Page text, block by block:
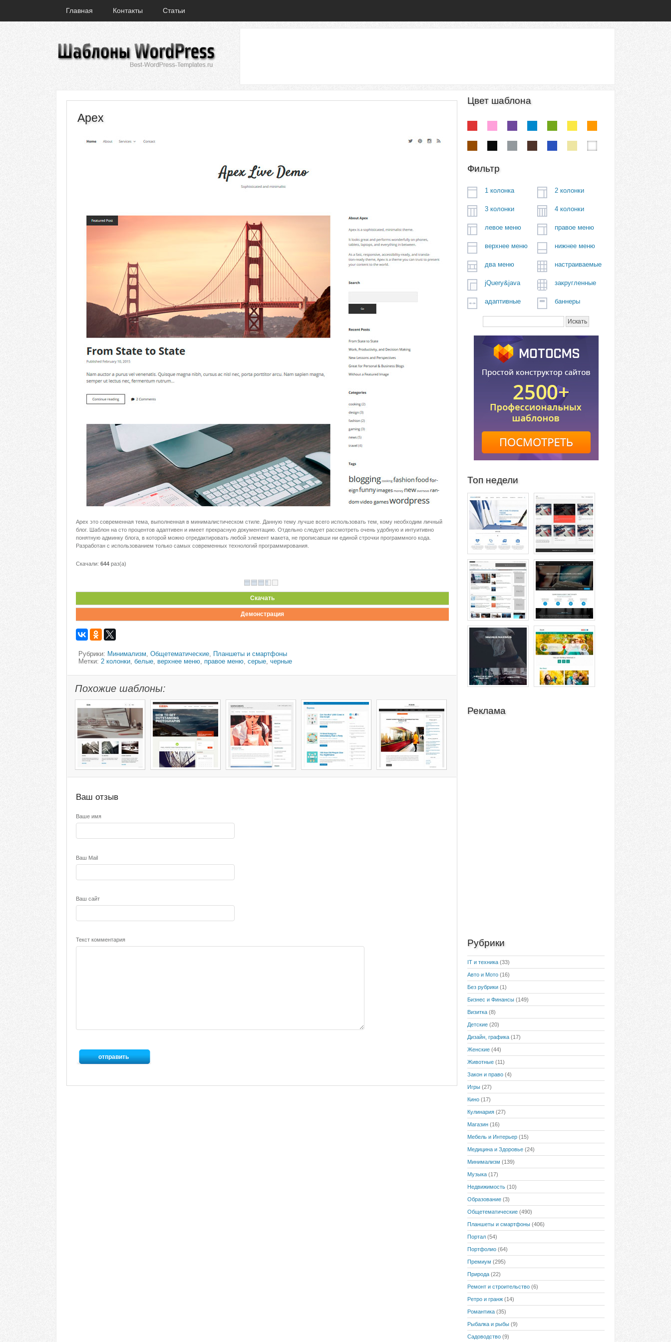
Главная Контакты Статьи
Apex
Apex это современная тема, выполненная в минималистическом стиле. Данную тему лучше всего использовать тем, кому необходим личный
блог. Шаблон на сто процентов адаптивен и имеет прекрасную документацию. Отдельно следует рассмотреть очень удобную и интуитивно
понятную админку блога, в которой можно отредактировать любой элемент макета, не прописавши ни единой строчки программного кода.
Разработан с использованием только самых современных технологий программирования.
Скачали: 644 раз(а)
Скачать
Демонстрация
Рубрики: Минимализм, Общетематические, Планшеты и смартфоны
Метки: 2 колонки, белые, верхнее меню, правое меню, серые, черные
Похожие шаблоны:
Ваш отзыв
Ваше имя
Ваш Mail
Ваш сайт
Текст комментария
Цвет шаблона
Фильтр
1 колонка 2 колонки
3 колонки 4 колонки
левое меню правое меню
верхнее меню нижнее меню
два меню настраиваемые
jQuery&java закругленные
адаптивные баннеры
Топ недели
Реклама
Рубрики
IT и техника (33)
Авто и Мото (16)
Без рубрики (1)
Бизнес и Финансы (149)
Визитка (8)
Детские (20)
Дизайн, графика (17)
Женские (44)
Животные (11)
Закон и право (4)
Игры (27)
Кино (17)
Кулинария (27)
Магазин (16)
Мебель и Интерьер (15)
Медицина и Здоровье (24)
Минимализм (139)
Музыка (17)
Недвижимость (10)
Образование (3)
Общетематические (490)
Планшеты и смартфоны (406)
Портал (54)
Портфолио (64)
Премиум (295)
Природа (22)
Ремонт и строительство (6)
Ретро и гранж (14)
Романтика (35)
Рыбалка и рыбы (9)
Садоводство (9)